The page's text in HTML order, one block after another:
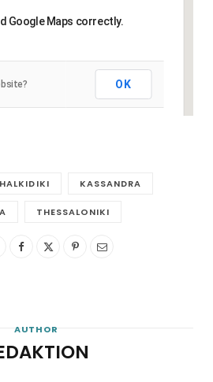
Google Maps correctly.
OK
KASSANDRA
THESSALONIKI
AUTHOR